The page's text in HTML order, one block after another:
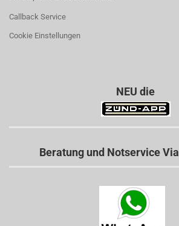
Callback Service
Cookie Einstellungen
NEU die
Beratung und Notservice Via